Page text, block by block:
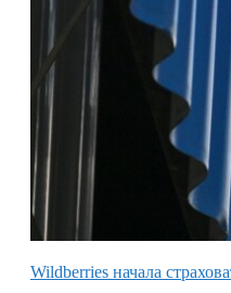
Wildberries начала